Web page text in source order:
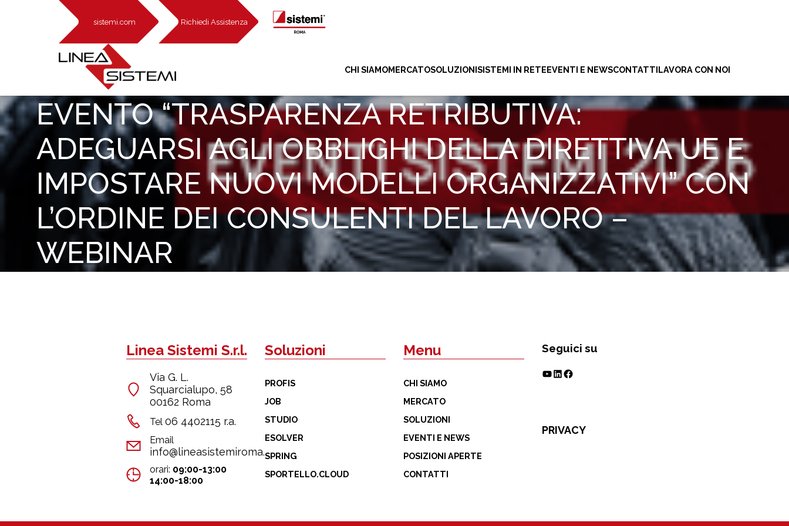
sistemi.com Richiedi Assistenza
CHI SIAMOMERCATOSOLUZIONISISTEMI IN RETEEVENTI E NEWSCONTATTILAVORA CON NOI
EVENTO “TRASPARENZA RETRIBUTIVA:
ADEGUARSI AGLI OBBLIGHI DELLA DIRETTIVA UE E
IMPOSTARE NUOVI MODELLI ORGANIZZATIVI” CON
L’ORDINE DEI CONSULENTI DEL LAVORO –
WEBINAR
Linea Sistemi S.r.l.
Via G. L.
Squarcialupo, 58
00162 Roma
Tel 06 4402115 r.a.
Email
info@lineasistemiroma.it
orari: 09:00-13:00
14:00-18:00
Soluzioni
PROFIS
JOB
STUDIO
ESOLVER
SPRING
SPORTELLO.CLOUD
Menu
CHI SIAMO
MERCATO
SOLUZIONI
EVENTI E NEWS
POSIZIONI APERTE
CONTATTI
Seguici su
YouTube
LinkedIn
Facebook
PRIVACY